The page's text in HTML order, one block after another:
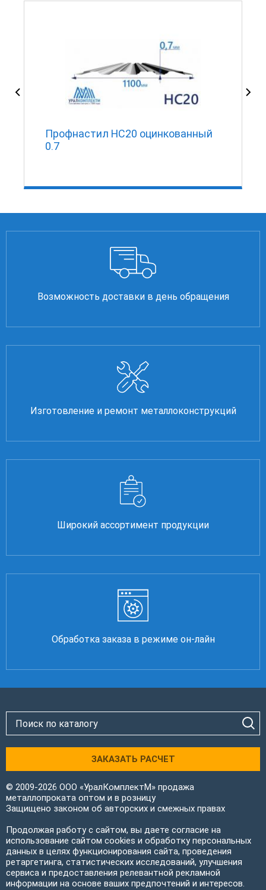
Профнастил НС20 оцинкованный
0.7
Возможность доставки в день обращения
Изготовление и ремонт металлоконструкций
Широкий ассортимент продукции
Обработка заказа в режиме он-лайн
ЗАКАЗАТЬ РАСЧЕТ
© 2009-2026 ООО «УралКомплектМ» продажа
металлопроката оптом и в розницу
Защищено законом об авторских и смежных правах
Продолжая работу с сайтом, вы даете согласие на
использование сайтом cookies и обработку персональных
данных в целях функционирования сайта, проведения
ретаргетинга, статистических исследований, улучшения
сервиса и предоставления релевантной рекламной
информации на основе ваших предпочтений и интересов.